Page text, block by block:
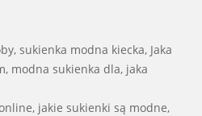
sukienka modna kiecka, Jaka
modna sukienka dla, jaka
jakie sukienki są modne,